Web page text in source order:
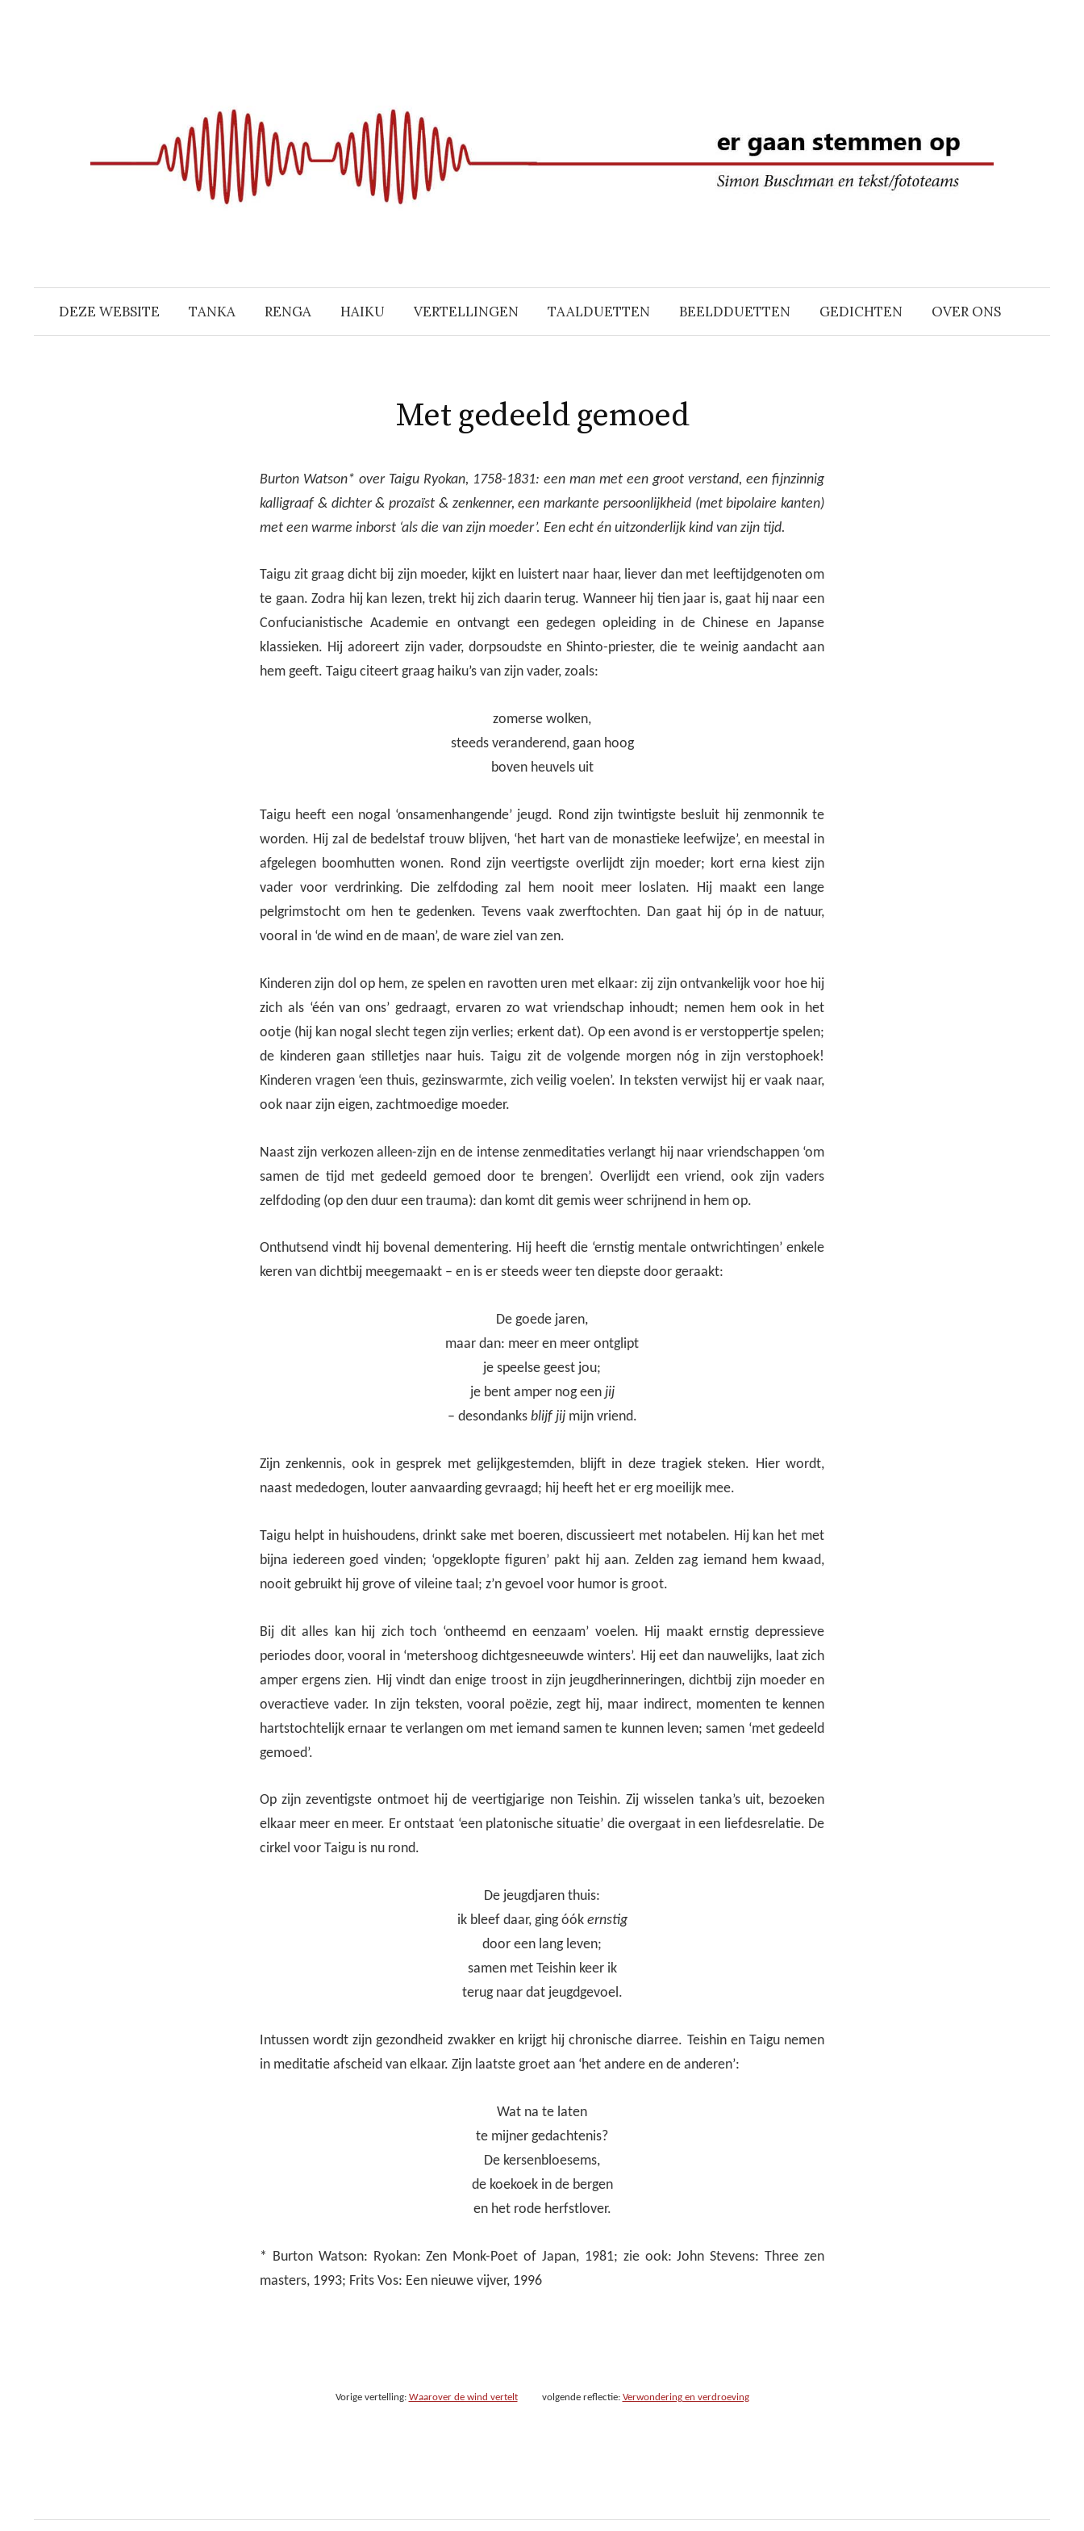
DEZE WEBSITE TANKA RENGA HAIKU VERTELLINGEN TAALDUETTEN BEELDDUETTEN GEDICHTEN OVER ONS
Met gedeeld gemoed
Burton Watson* over Taigu Ryokan, 1758-1831: een man met een groot verstand, een fijnzinnig
kalligraaf & dichter & prozaïst & zenkenner, een markante persoonlijkheid (met bipolaire kanten)
met een warme inborst ‘als die van zijn moeder’. Een echt én uitzonderlijk kind van zijn tijd.
Taigu zit graag dicht bij zijn moeder, kijkt en luistert naar haar, liever dan met leeftijdgenoten om
te gaan. Zodra hij kan lezen, trekt hij zich daarin terug. Wanneer hij tien jaar is, gaat hij naar een
Confucianistische Academie en ontvangt een gedegen opleiding in de Chinese en Japanse
klassieken. Hij adoreert zijn vader, dorpsoudste en Shinto-priester, die te weinig aandacht aan
hem geeft. Taigu citeert graag haiku’s van zijn vader, zoals:
zomerse wolken,
steeds veranderend, gaan hoog
boven heuvels uit
Taigu heeft een nogal ‘onsamenhangende’ jeugd. Rond zijn twintigste besluit hij zenmonnik te
worden. Hij zal de bedelstaf trouw blijven, ‘het hart van de monastieke leefwijze’, en meestal in
afgelegen boomhutten wonen. Rond zijn veertigste overlijdt zijn moeder; kort erna kiest zijn
vader voor verdrinking. Die zelfdoding zal hem nooit meer loslaten. Hij maakt een lange
pelgrimstocht om hen te gedenken. Tevens vaak zwerftochten. Dan gaat hij óp in de natuur,
vooral in ‘de wind en de maan’, de ware ziel van zen.
Kinderen zijn dol op hem, ze spelen en ravotten uren met elkaar: zij zijn ontvankelijk voor hoe hij
zich als ‘één van ons’ gedraagt, ervaren zo wat vriendschap inhoudt; nemen hem ook in het
ootje (hij kan nogal slecht tegen zijn verlies; erkent dat). Op een avond is er verstoppertje spelen;
de kinderen gaan stilletjes naar huis. Taigu zit de volgende morgen nóg in zijn verstophoek!
Kinderen vragen ‘een thuis, gezinswarmte, zich veilig voelen’. In teksten verwijst hij er vaak naar,
ook naar zijn eigen, zachtmoedige moeder.
Naast zijn verkozen alleen-zijn en de intense zenmeditaties verlangt hij naar vriendschappen ‘om
samen de tijd met gedeeld gemoed door te brengen’. Overlijdt een vriend, ook zijn vaders
zelfdoding (op den duur een trauma): dan komt dit gemis weer schrijnend in hem op.
Onthutsend vindt hij bovenal dementering. Hij heeft die ‘ernstig mentale ontwrichtingen’ enkele
keren van dichtbij meegemaakt – en is er steeds weer ten diepste door geraakt:
De goede jaren,
maar dan: meer en meer ontglipt
je speelse geest jou;
je bent amper nog een jij
– desondanks blijf jijmijn vriend.
Zijn zenkennis, ook in gesprek met gelijkgestemden, blijft in deze tragiek steken. Hier wordt,
naast mededogen, louter aanvaarding gevraagd; hij heeft het er erg moeilijk mee.
Taigu helpt in huishoudens, drinkt sake met boeren, discussieert met notabelen. Hij kan het met
bijna iedereen goed vinden; ‘opgeklopte figuren’ pakt hij aan. Zelden zag iemand hem kwaad,
nooit gebruikt hij grove of vileine taal; z’n gevoel voor humor is groot.
Bij dit alles kan hij zich toch ‘ontheemd en eenzaam’ voelen. Hij maakt ernstig depressieve
periodes door, vooral in ‘metershoog dichtgesneeuwde winters’. Hij eet dan nauwelijks, laat zich
amper ergens zien. Hij vindt dan enige troost in zijn jeugdherinneringen, dichtbij zijn moeder en
overactieve vader. In zijn teksten, vooral poëzie, zegt hij, maar indirect, momenten te kennen
hartstochtelijk ernaar te verlangen om met iemand samen te kunnen leven; samen ‘met gedeeld
gemoed’.
Op zijn zeventigste ontmoet hij de veertigjarige non Teishin. Zij wisselen tanka’s uit, bezoeken
elkaar meer en meer. Er ontstaat ‘een platonische situatie’ die overgaat in een liefdesrelatie. De
cirkel voor Taigu is nu rond.
De jeugdjaren thuis:
ik bleef daar, ging óók ernstig
door een lang leven;
samen met Teishin keer ik
terug naar dat jeugdgevoel.
Intussen wordt zijn gezondheid zwakker en krijgt hij chronische diarree. Teishin en Taigu nemen
in meditatie afscheid van elkaar. Zijn laatste groet aan ‘het andere en de anderen’:
Wat na te laten
te mijner gedachtenis?
De kersenbloesems,
de koekoek in de bergen
en het rode herfstlover.
* Burton Watson: Ryokan: Zen Monk-Poet of Japan, 1981; zie ook: John Stevens: Three zen
masters, 1993; Frits Vos: Een nieuwe vijver, 1996
Vorige vertelling: Waarover de wind verteltvolgende reflectie: Verwondering en verdroeving